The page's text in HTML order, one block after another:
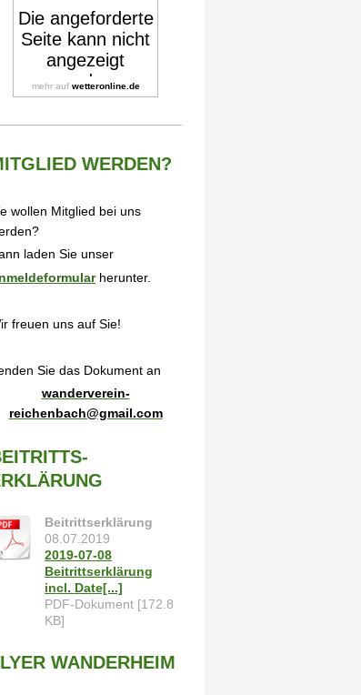
mehr auf wetteronline.de
WERDEN?
wollen Mitglied bei uns
laden Sie unser
herunter.
freuen uns auf Sie!
Sie das Dokument an
wanderverein-
reichenbach@gmail.com
Beitrittserklärung
08.07.2019
2019-07-08
Beitrittserklärung
incl. Date[...]
PDF-Dokument [172.8
KB]
WANDERHEIM